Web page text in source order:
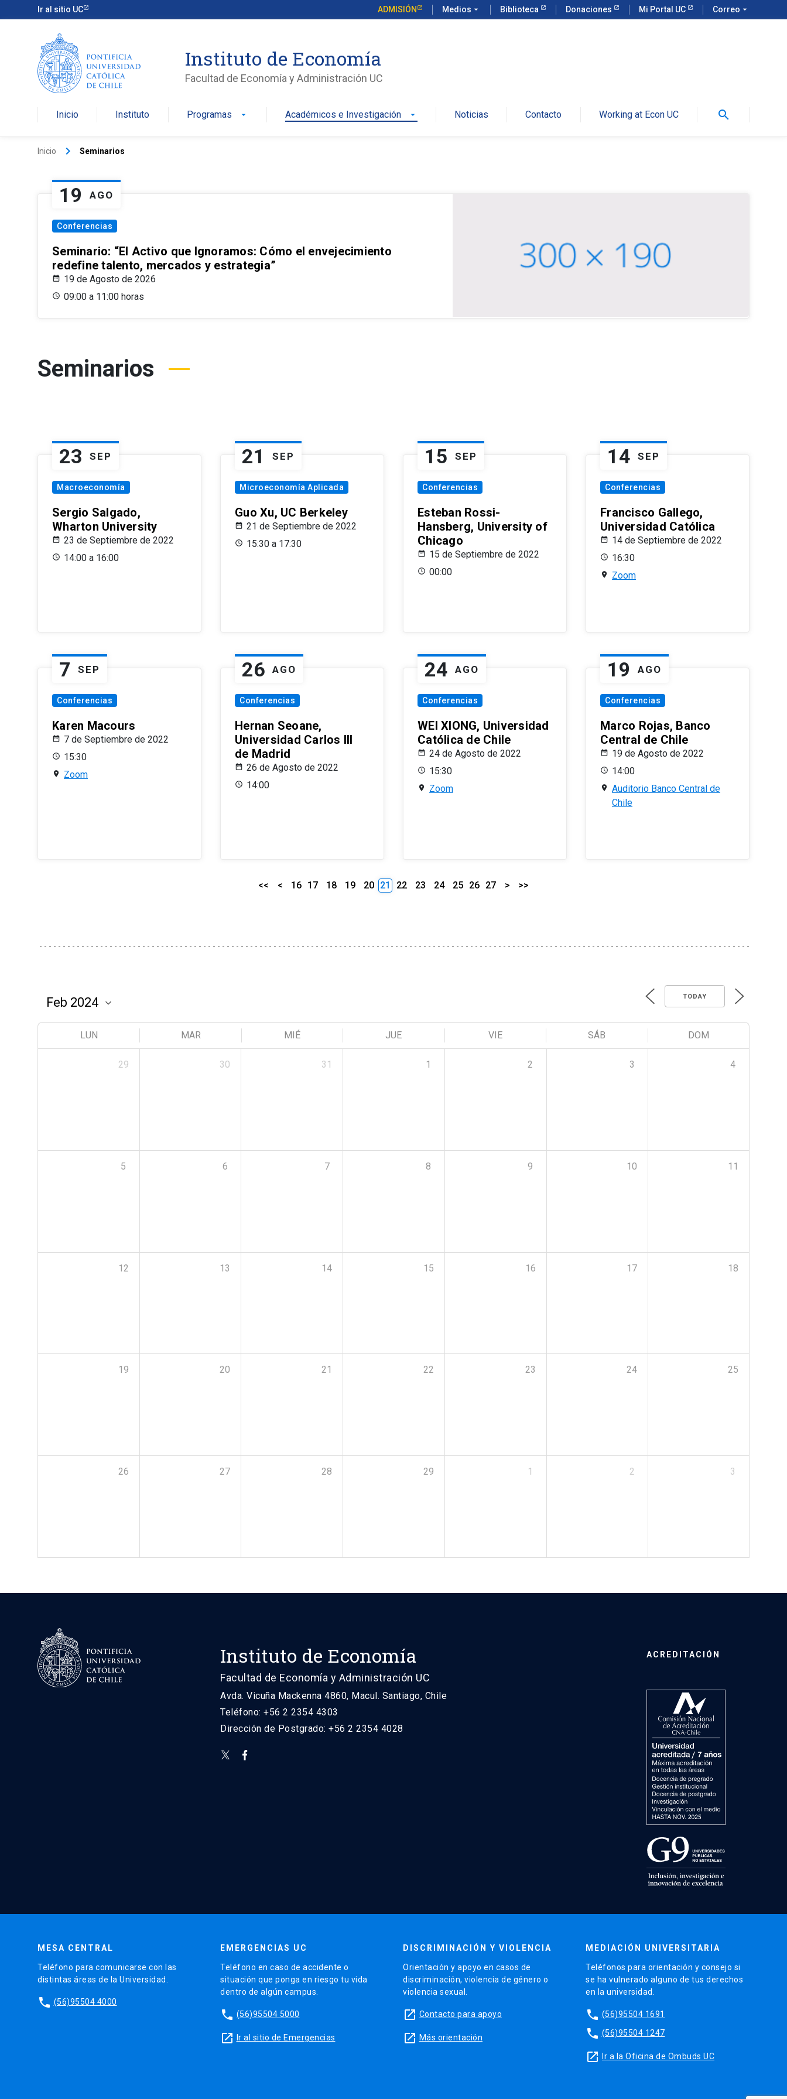
Ir al sitio UC ADMISIÓN Medios arrow_drop_down Biblioteca Donaciones Mi Portal UC Correo arrow_drop_down
Instituto de Economía
Facultad de Economía y Administración UC
Inicio Instituto Programas arrow_drop_down Académicos e Investigación arrow_drop_down Noticias Contacto Working at Econ UC search
Inicio keyboard_arrow_right Seminarios
19 AGO
Conferencias
Seminario: “El Activo que Ignoramos: Cómo el envejecimiento
redefine talento, mercados y estrategia”
19 de Agosto de 2026
09:00 a 11:00 horas
Seminarios
23 SEP
Macroeconomía
Sergio Salgado,
Wharton University
23 de Septiembre de 2022
14:00 a 16:00
21 SEP
Microeconomía Aplicada
Guo Xu, UC Berkeley
21 de Septiembre de 2022
15:30 a 17:30
15 SEP
Conferencias
Esteban Rossi-
Hansberg, University of
Chicago
15 de Septiembre de 2022
00:00
14 SEP
Conferencias
Francisco Gallego,
Universidad Católica
14 de Septiembre de 2022
16:30
Zoom
7 SEP
Conferencias
Karen Macours
7 de Septiembre de 2022
15:30
Zoom
26 AGO
Conferencias
Hernan Seoane,
Universidad Carlos III
de Madrid
26 de Agosto de 2022
14:00
24 AGO
Conferencias
WEI XIONG, Universidad
Católica de Chile
24 de Agosto de 2022
15:30
Zoom
19 AGO
Conferencias
Marco Rojas, Banco
Central de Chile
19 de Agosto de 2022
14:00
Auditorio Banco Central de
Chile
<< < 16 17 18 19 20 21 22 23 24 25 26 27 > >>
TODAY
LUN MAR MIÉ JUE VIE SÁB DOM
29 30 31 1 2 3 4
5 6 7 8 9 10 11
12 13 14 15 16 17 18
19 20 21 22 23 24 25
26 27 28 29 1 2 3
Instituto de Economía
Facultad de Economía y Administración UC
Avda. Vicuña Mackenna 4860, Macul. Santiago, Chile
Teléfono: +56 2 2354 4303
Dirección de Postgrado: +56 2 2354 4028
ACREDITACIÓN
MESA CENTRAL
Teléfono para comunicarse con las
distintas áreas de la Universidad.
phone (56)95504 4000
EMERGENCIAS UC
Teléfono en caso de accidente o
situación que ponga en riesgo tu vida
dentro de algún campus.
phone (56)95504 5000
launch Ir al sitio de Emergencias
DISCRIMINACIÓN Y VIOLENCIA
Orientación y apoyo en casos de
discriminación, violencia de género o
violencia sexual.
launch Contacto para apoyo
launch Más orientación
MEDIACIÓN UNIVERSITARIA
Teléfonos para orientación y consejo si
se ha vulnerado alguno de tus derechos
en la universidad.
phone (56)95504 1691
phone (56)95504 1247
launch Ir a la Oficina de Ombuds UC